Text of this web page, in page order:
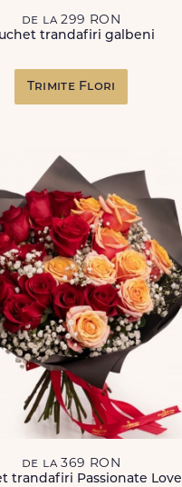
de la 299 RON
trandafiri galbeni
Trimite Flori
de la 369 RON
trandafiri Passionate Love